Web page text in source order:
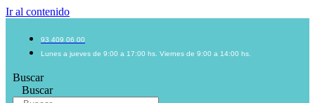
Ir al contenido
93 409 06 00
Lunes a jueves de 9:00 a 17:00 hs. Viernes de 9:00 a 14:00 hs.
Buscar
Buscar